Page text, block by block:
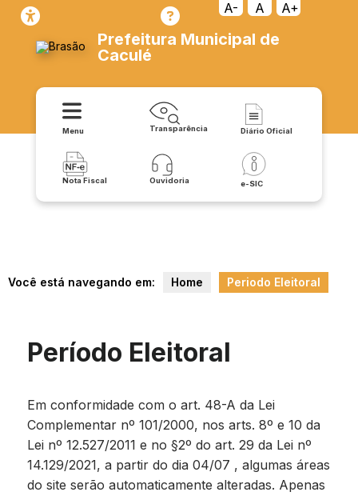
A- A A+
Prefeitura Municipal de
Caculé
Menu Transparência Diário Oficial
Nota Fiscal Ouvidoria e-SIC
Você está navegando em: Home Periodo Eleitoral
Período Eleitoral
Em conformidade com o art. 48-A da Lei
Complementar nº 101/2000, nos arts. 8º e 10 da
Lei nº 12.527/2011 e no §2º do art. 29 da Lei nº
14.129/2021, a partir do dia 04/07 , algumas áreas
do site serão automaticamente alteradas. Apenas